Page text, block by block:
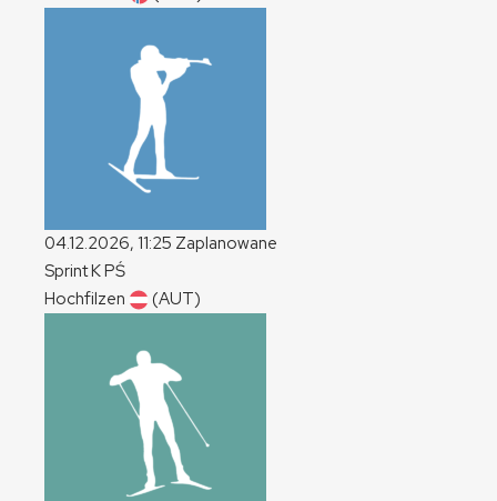
04.12.2026, 11:25 Zaplanowane
SprintKPŚ
Hochfilzen
(AUT)